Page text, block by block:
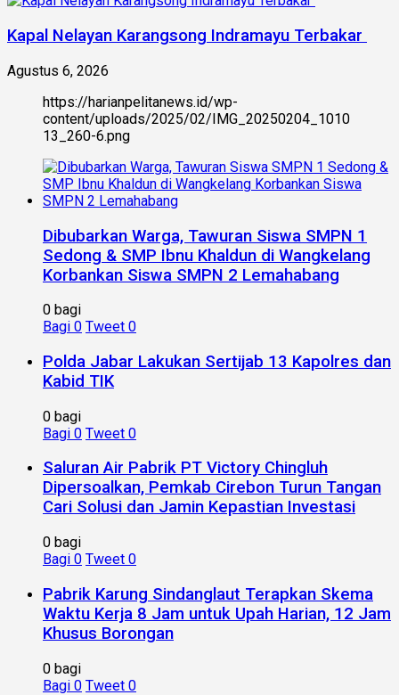
Kapal Nelayan Karangsong Indramayu Terbakar
Agustus 6, 2026
https://harianpelitanews.id/wp-
content/uploads/2025/02/IMG_20250204_1010
13_260-6.png
Dibubarkan Warga, Tawuran Siswa SMPN 1
Sedong & SMP Ibnu Khaldun di Wangkelang
Korbankan Siswa SMPN 2 Lemahabang
0 bagi
Bagi 0 Tweet 0
Polda Jabar Lakukan Sertijab 13 Kapolres dan
Kabid TIK
0 bagi
Bagi 0 Tweet 0
Saluran Air Pabrik PT Victory Chingluh
Dipersoalkan, Pemkab Cirebon Turun Tangan
Cari Solusi dan Jamin Kepastian Investasi
0 bagi
Bagi 0 Tweet 0
Pabrik Karung Sindanglaut Terapkan Skema
Waktu Kerja 8 Jam untuk Upah Harian, 12 Jam
Khusus Borongan
0 bagi
Bagi 0 Tweet 0